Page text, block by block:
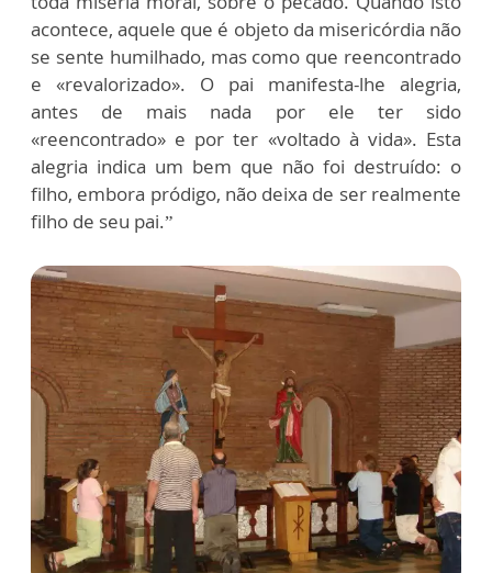
acontece, aquele que é objeto da misericórdia não
se sente humilhado, mas como que reencontrado
e «revalorizado». O pai manifesta-lhe alegria,
antes de mais nada por ele ter sido
«reencontrado» e por ter «voltado à vida». Esta
alegria indica um bem que não foi destruído: o
filho, embora pródigo, não deixa de ser realmente
filho de seu pai.”